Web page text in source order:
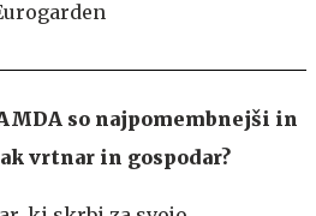
so najpomembnejši in
vrtnar in gospodar?